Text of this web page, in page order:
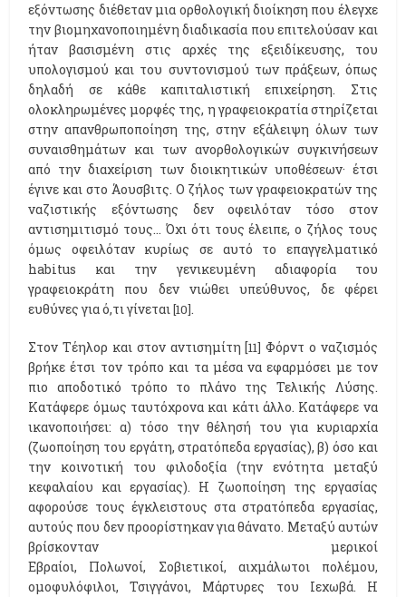
εξόντωσης διέθεταν μια ορθολογική διοίκηση που έλεγχε
την βιομηχανοποιημένη διαδικασία που επιτελούσαν και
ήταν βασισμένη στις αρχές της εξειδίκευσης, του
υπολογισμού και του συντονισμού των πράξεων, όπως
δηλαδή σε κάθε καπιταλιστική επιχείρηση. Στις
ολοκληρωμένες μορφές της, η γραφειοκρατία στηρίζεται
στην απανθρωποποίηση της, στην εξάλειψη όλων των
συναισθημάτων και των ανορθολογικών συγκινήσεων
από την διαχείριση των διοικητικών υποθέσεων· έτσι
έγινε και στο Άουσβιτς. Ο ζήλος των γραφειοκρατών της
ναζιστικής εξόντωσης δεν οφειλόταν τόσο στον
αντισημιτισμό τους… Όχι ότι τους έλειπε, ο ζήλος τους
όμως οφειλόταν κυρίως σε αυτό το επαγγελματικό
habitus και την γενικευμένη αδιαφορία του
γραφειοκράτη που δεν νιώθει υπεύθυνος, δε φέρει
ευθύνες για ό,τι γίνεται[10].
Στον Τέηλορ και στον αντισημίτη [11] Φόρντ ο ναζισμός
βρήκε έτσι τον τρόπο και τα μέσα να εφαρμόσει με τον
πιο αποδοτικό τρόπο το πλάνο της Τελικής Λύσης.
Κατάφερε όμως ταυτόχρονα και κάτι άλλο. Κατάφερε να
ικανοποιήσει: α) τόσο την θέλησή του για κυριαρχία
(ζωοποίηση του εργάτη, στρατόπεδα εργασίας), β) όσο και
την κοινοτική του φιλοδοξία (την ενότητα μεταξύ
κεφαλαίου και εργασίας). Η ζωοποίηση της εργασίας
αφορούσε τους έγκλειστους στα στρατόπεδα εργασίας,
αυτούς που δεν προορίστηκαν για θάνατο. Μεταξύ αυτών
βρίσκονταν μερικοί
Εβραίοι, Πολωνοί, Σοβιετικοί, αιχμάλωτοι πολέμου,
ομοφυλόφιλοι, Τσιγγάνοι, Μάρτυρες του Ιεχωβά. Η